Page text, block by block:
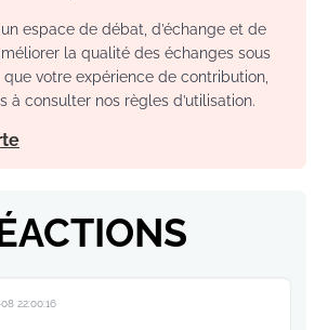
espace de débat, d’échange et de
la qualité des échanges sous
que votre expérience de contribution,
à consulter nos règles d’utilisation.
22:00:16